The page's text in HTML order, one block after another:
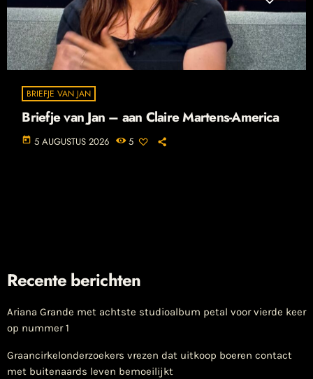
BRIEFJE VAN JAN
Briefje van Jan – aan Claire Martens-America
today 5 AUGUSTUS 2026 5
Recente berichten
Ariana Grande met achtste studioalbum petal voor vierde keer
op nummer 1
Graancirkelonderzoekers vrezen dat uitkoop boeren contact
met buitenaards leven bemoeilijkt